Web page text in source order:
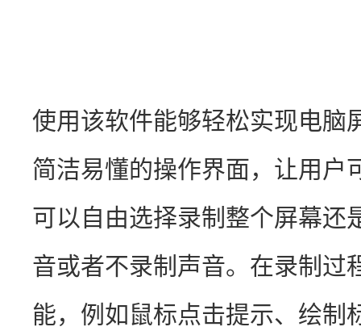
使用该软件能够轻松实现电脑
简洁易懂的操作界面，让用户
可以自由选择录制整个屏幕还
音或者不录制声音。在录制过
能，例如鼠标点击提示、绘制